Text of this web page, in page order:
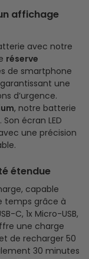
affichage
avec notre
réserve
de smartphone
une
d’urgence.
, notre batterie
écran LED
une précision
étendue
capable
temps grâce à
C, 1x Micro-USB,
une charge
de recharger 50
30 minutes